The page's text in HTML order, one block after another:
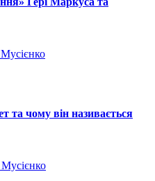
та чому він називається